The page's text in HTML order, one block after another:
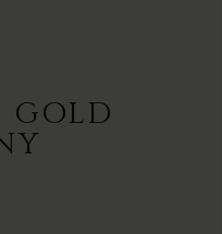
GOLD